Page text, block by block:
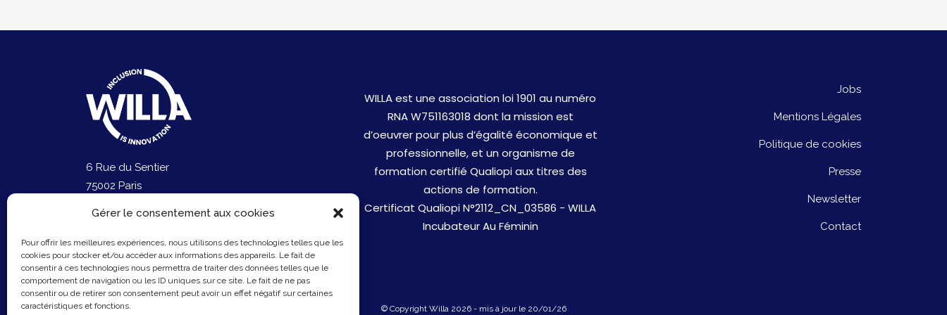
Gérer le consentement aux cookies
Pour offrir les meilleures expériences, nous utilisons des technologies telles que les
cookies pour stocker et/ou accéder aux informations des appareils. Le fait de
consentir à ces technologies nous permettra de traiter des données telles que le
comportement de navigation ou les ID uniques sur ce site. Le fait de ne pas
consentir ou de retirer son consentement peut avoir un effet négatif sur certaines
caractéristiques et fonctions.
6 Rue du Sentier
75002 Paris
WILLA est une association loi 1901 au numéro
RNA W751163018 dont la mission est
d’oeuvrer pour plus d’égalité économique et
professionnelle, et un organisme de
formation certifié Qualiopi aux titres des
actions de formation.
Certificat Qualiopi N°2112_CN_03586 - WILLA
Incubateur Au Féminin
Jobs
Mentions Légales
Politique de cookies
Presse
Newsletter
Contact
© Copyright Willa 2026 - mis à jour le 20/01/26